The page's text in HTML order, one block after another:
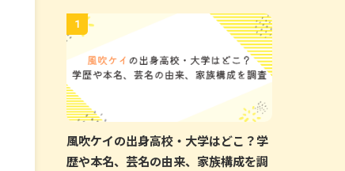
1
風吹ケイの出身高校・大学はどこ？学
歴や本名、芸名の由来、家族構成を調